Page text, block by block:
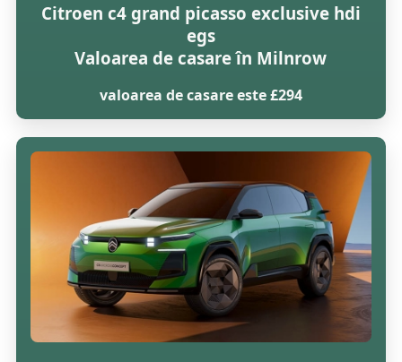
Citroen c4 grand picasso exclusive hdi
egs
Valoarea de casare în Milnrow
valoarea de casare este £294